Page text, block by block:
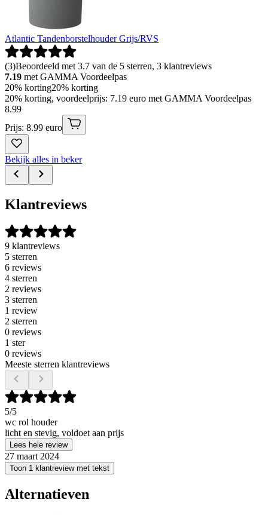
Atlantic Tandenborstelhouder Grijs/RVS
(3)Beoordeeld met 3.7 van de 5 sterren, 3 klantreviews
7.19 met GAMMA Voordeelpas
20% korting20% korting
20% korting, voordeelprijs: 7.19 euro met GAMMA Voordeelpas
8.99
Prijs: 8.99 euro
Bekijk alles in beker
Klantreviews
9 klantreviews
5 sterren
6 reviews
4 sterren
2 reviews
3 sterren
1 review
2 sterren
0 reviews
1 ster
0 reviews
Meeste sterren klantreviews
5/5
wc rol houder
licht en stevig, voldoet aan prijs
Lees hele review
27 maart 2024
Toon 1 klantreview met tekst
Alternatieven